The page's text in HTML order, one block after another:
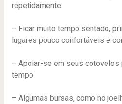
repetidamente
– Ficar muito tempo sentado,
lugares pouco confortáveis e
– Apoiar-se em seus cotovelos
tempo
– Algumas bursas, como no